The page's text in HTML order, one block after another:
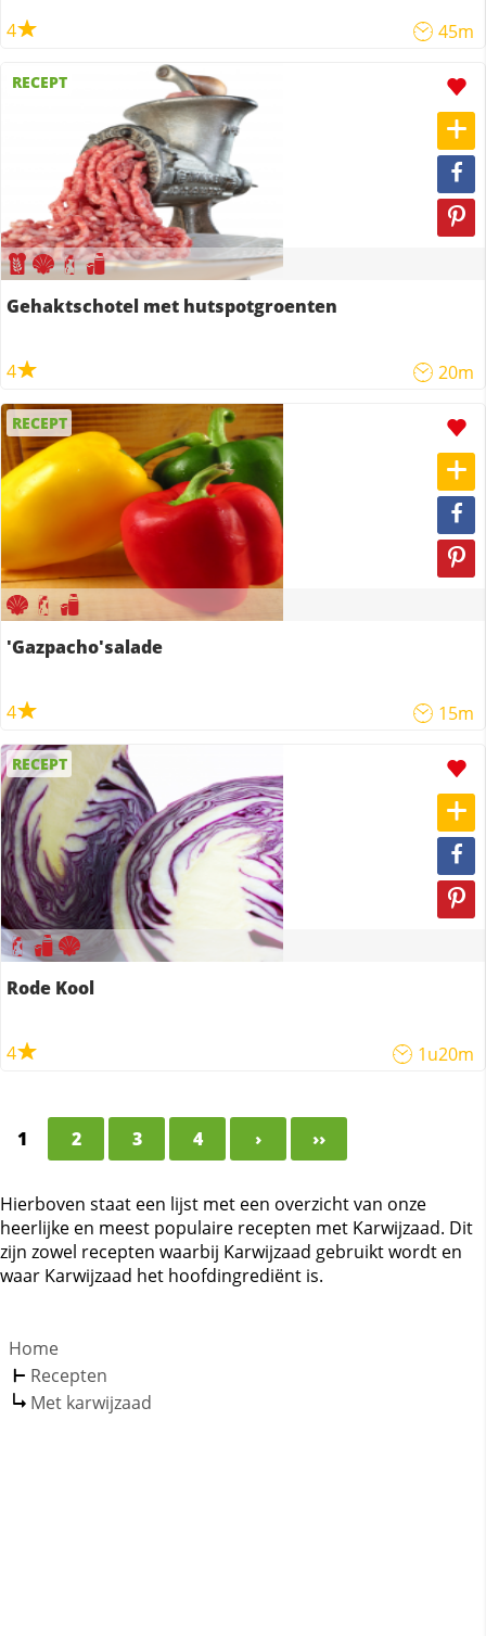
4 45m
RECEPT
Gehaktschotel met hutspotgroenten
4 20m
RECEPT
'Gazpacho'salade
4 15m
RECEPT
Rode Kool
4 1u20m
1 2 3 4 › ››
Hierboven staat een lijst met een overzicht van onze
heerlijke en meest populaire recepten met Karwijzaad. Dit
zijn zowel recepten waarbij Karwijzaad gebruikt wordt en
waar Karwijzaad het hoofdingrediënt is.
Home
Recepten
Met karwijzaad